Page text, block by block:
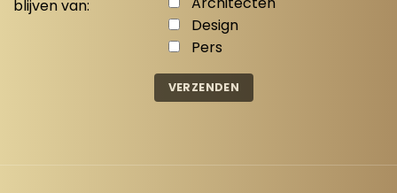
blijven van:
Design
Pers